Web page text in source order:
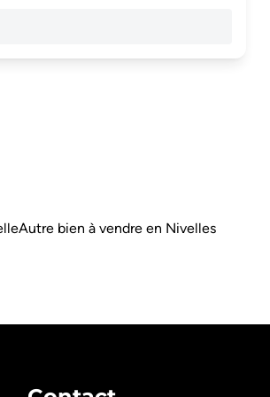
Autre bien à vendre en Nivelles